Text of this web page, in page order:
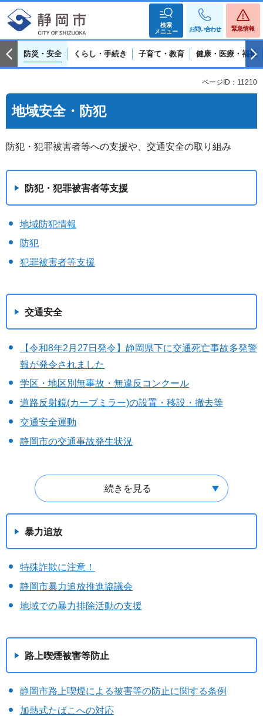
検索
メニュー
お問い合わせ 緊急情報
防災・安全 くらし・手続き 子育て・教育 健康・医療・福祉
ページID：11210
地域安全・防犯
防犯・犯罪被害者等への支援や、交通安全の取り組み
防犯・犯罪被害者等支援
地域防犯情報
防犯
犯罪被害者等支援
交通安全
【令和8年2月27日発令】静岡県下に交通死亡事故多発警
報が発令されました
学区・地区別無事故・無違反コンクール
道路反射鏡(カーブミラー)の設置・移設・撤去等
交通安全運動
静岡市の交通事故発生状況
続きを見る
暴力追放
特殊詐欺に注意！
静岡市暴力追放推進協議会
地域での暴力排除活動の支援
路上喫煙被害等防止
静岡市路上喫煙による被害等の防止に関する条例
加熱式たばこへの対応